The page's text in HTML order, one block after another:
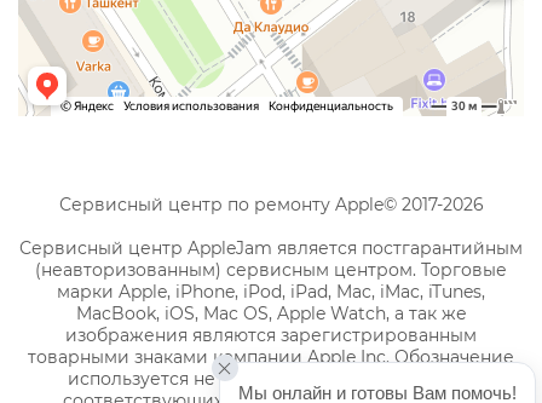
Сервисный центр по ремонту Apple© 2017-2026
Сервисный центр AppleJam является постгарантийным
(неавторизованным) сервисным центром. Торговые
марки Apple, iPhone, iPod, iPad, Mac, iMac, iTunes,
MacBook, iOS, Mac OS, Apple Watch, а так же
изображения являются зарегистрированным
товарными знаками компании Apple Inc. Обозначение
используется не с целью индивидуализации
Мы онлайн и готовы Вам помочь!